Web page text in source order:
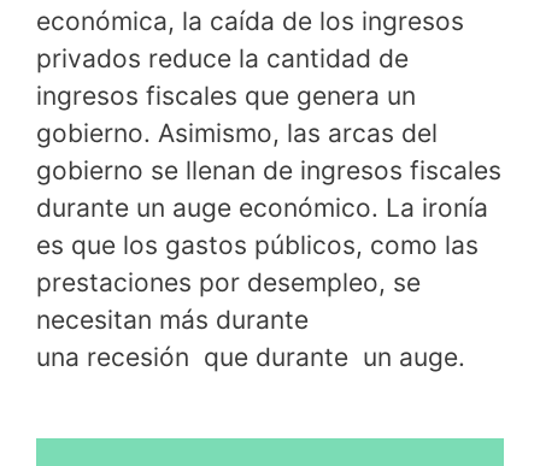
económica, la caída de los ingresos
privados reduce la cantidad de
ingresos fiscales que genera un
gobierno. Asimismo, las arcas del
gobierno se llenan de ingresos fiscales
durante un auge económico. La ironía
es que los gastos públicos, como las
prestaciones por desempleo, se
necesitan más durante
una recesión que durante un auge.